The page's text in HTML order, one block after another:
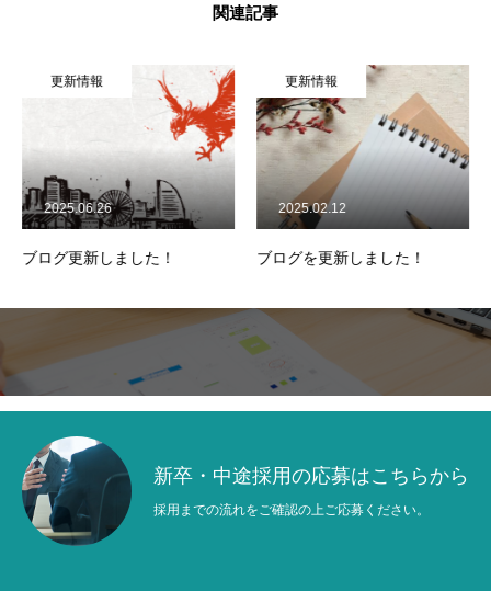
COMPANY
BUSINESS 私たちの仕事
プライバシーポリシー 最新のブログはこちらから
関連記事
更新情報
ブログ更新しました！
2025.06.26
更新情報
ブログを更新しました！
2025.02.12
新卒・中途採用の応募はこちらから
採用までの流れをご確認の上ご応募ください。